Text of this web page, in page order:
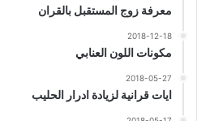
معرفة زوج المستقبل بالقران
2018-12-18
مكونات اللون العنابي
2018-05-27
ايات قرانية لزيادة ادرار الحليب